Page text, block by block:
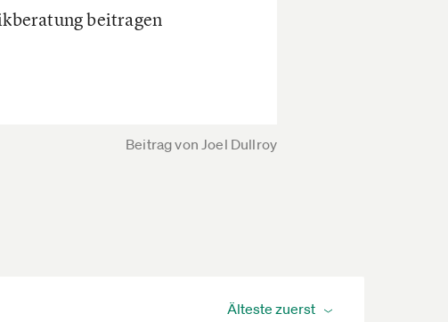
beitragen
Beitrag von Joel Dullroy